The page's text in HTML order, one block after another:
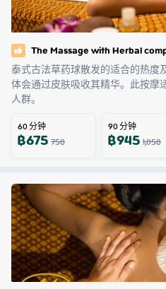
The Massage with Herbal
泰式古法草药球散发的适合的热度
体会通过皮肤吸收其精华。此按摩
人群。
60分钟
฿675750
90分钟
฿9451,050